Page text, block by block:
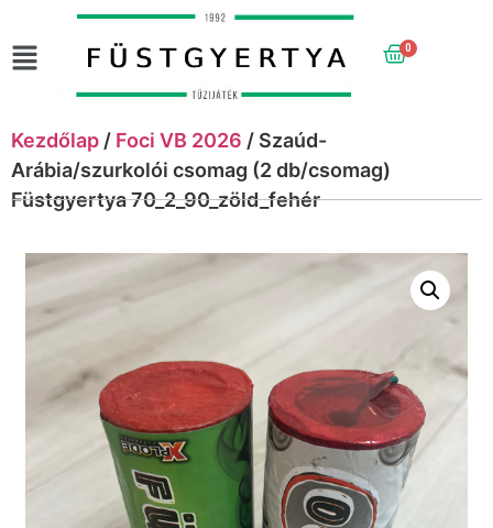
0
Kezdőlap / Foci VB 2026 / Szaúd-
Arábia/szurkolói csomag (2 db/csomag)
Füstgyertya 70_2_90_zöld_fehér